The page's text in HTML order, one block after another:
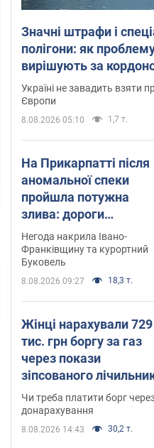
Значні штрафи і
полігони: як
вирішують за
Україні не завадить взяти
Європи
8.08.2026 05:10 1,7 т.
На Прикарпатті після
аномальної спеки
пройшла потужна
злива: дороги
перетворились на
річки. Відео
Негода накрила Івано-
Франківщину та курортний
Буковель
8.08.2026 09:27 18,3 т.
Жінці нарахували 729
тис. грн боргу за газ
через покази
зіпсованого
суддя ухвалив
неочікуване рішення
Чи треба платити борг
донарахування
8.08.2026 14:43 30,2 т.